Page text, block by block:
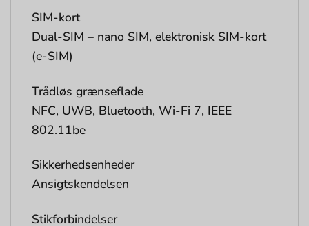
SIM-kort
Dual-SIM – nano SIM, elektronisk SIM-kort
(e-SIM)
Trådløs grænseflade
NFC, UWB, Bluetooth, Wi-Fi 7, IEEE
802.11be
Sikkerhedsenheder
Ansigtskendelsen
Stikforbindelser